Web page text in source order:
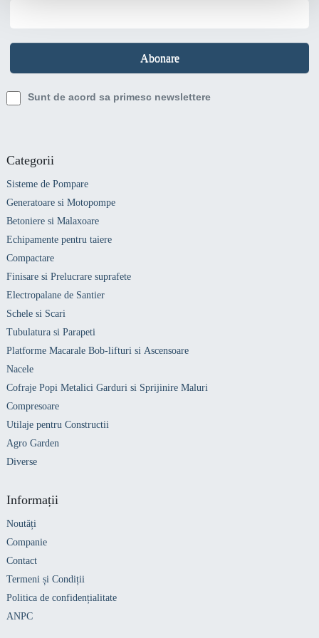
Sunt de acord sa primesc newslettere
Categorii
Sisteme de Pompare
Generatoare si Motopompe
Betoniere si Malaxoare
Echipamente pentru taiere
Compactare
Finisare si Prelucrare suprafete
Electropalane de Santier
Schele si Scari
Tubulatura si Parapeti
Platforme Macarale Bob-lifturi si Ascensoare
Nacele
Cofraje Popi Metalici Garduri si Sprijinire Maluri
Compresoare
Utilaje pentru Constructii
Agro Garden
Diverse
Informații
Noutăți
Companie
Contact
Termeni și Condiții
Politica de confidențialitate
ANPC